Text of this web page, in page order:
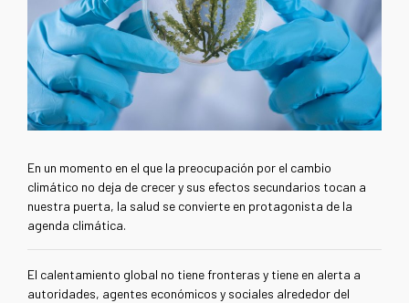
En un momento en el que la preocupación por el cambio
climático no deja de crecer y sus efectos secundarios tocan a
nuestra puerta, la salud se convierte en protagonista de la
agenda climática.
El calentamiento global no tiene fronteras y tiene en alerta a
autoridades, agentes económicos y sociales alrededor del